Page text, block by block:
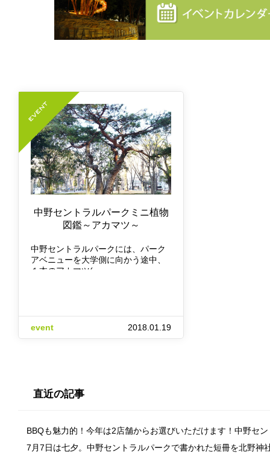
中野セントラルパークミニ植物
図鑑～アカマツ～
中野セントラルパークには、パーク
アベニューを大学側に向かう途中、
１本のアカマツ(…
event 2018.01.19
直近の記事
BBQも魅力的！今年は2店舗からお選びいただけます！中野セ
7月7日は七夕。中野セントラルパークで書かれた短冊を北野神